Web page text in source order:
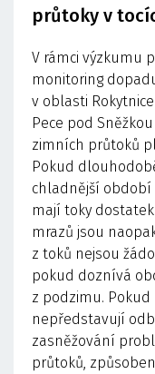
průtoky v
V rámci výzkumu
monitoring
v oblasti
Pece pod
zimních průtoků
Pokud
chladnější období
mají toky
mrazů jsou
z toků nejsou
pokud doznívá
z podzimu.
nepředstavují
zasněžování
průtoků,